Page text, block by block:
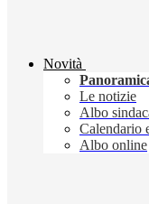
Novità
Le notizie
Albo
Calendario
Albo online